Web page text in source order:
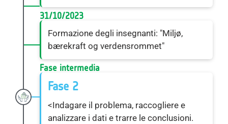
31/10/2023
Formazione degli insegnanti: "Miljø,
bærekraft og verdensrommet"
Fase intermedia
Fase 2
<Indagare il problema, raccogliere e
analizzare i dati e trarre le conclusioni.